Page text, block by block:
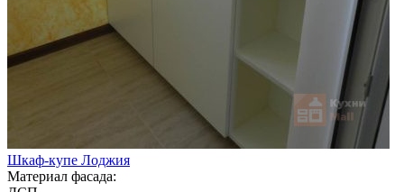
Шкаф-купе Лоджия
Материал фасада: